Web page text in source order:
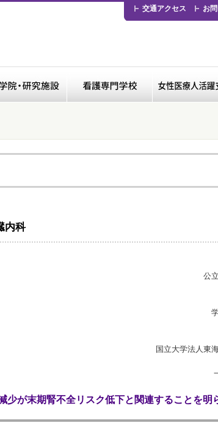
交通アクセス お
内科
公
国立大学法人東
少が末期腎不全リスク低下と関連することを明